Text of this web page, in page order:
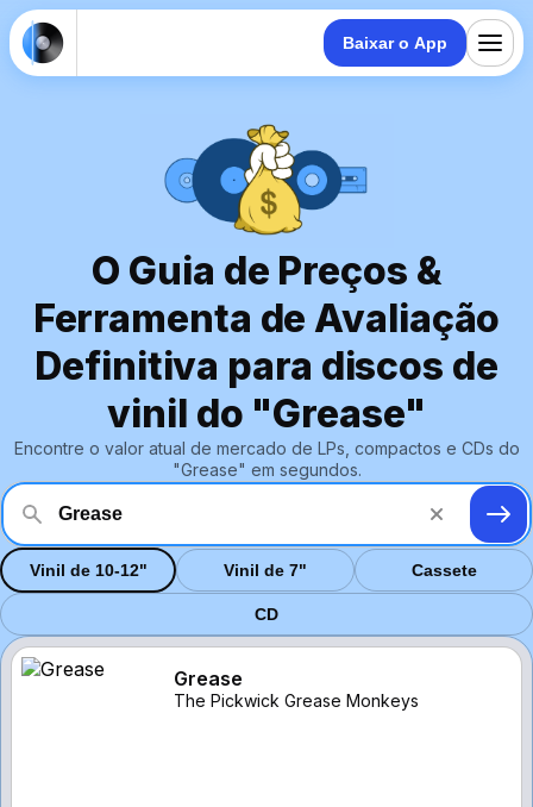
Baixar o App
O Guia de Preços &
Ferramenta de Avaliação
Definitiva para discos de
vinil do "Grease"
Encontre o valor atual de mercado de LPs, compactos e CDs do
"Grease" em segundos.
Vinil de 10-12" Vinil de 7" Cassete
CD
Grease
The Pickwick Grease Monkeys